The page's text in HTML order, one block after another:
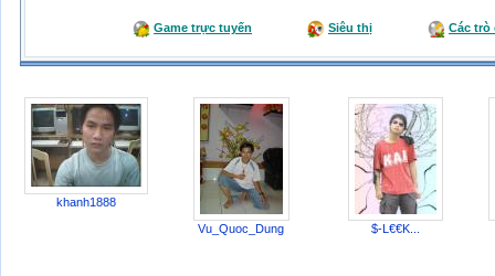
Game trực tuyến Siêu thị Các trò
khanh1888
Vu_Quoc_Dung
$-L€€K...